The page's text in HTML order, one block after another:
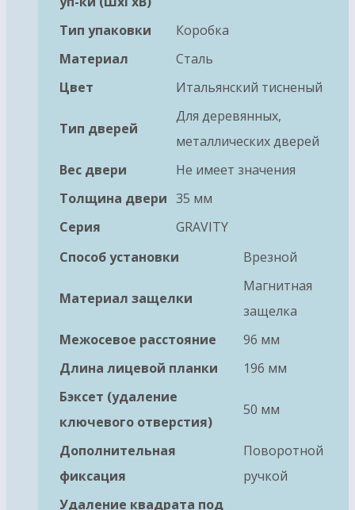
Тип упаковки
Коробка
Материал
Сталь
Цвет
Итальянский тисненый
Тип дверей
Для деревянных,
металлических дверей
Вес двери
Не имеет значения
Толщина двери 35 мм
Серия
GRAVITY
Способ установки
Врезной
Материал защелки
Магнитная
защелка
Межосевое расстояние
96 мм
Длина лицевой планки
196 мм
Бэксет (удаление
ключевого отверстия)
50 мм
Дополнительная
фиксация
Поворотной
ручкой
Удаление квадрата под